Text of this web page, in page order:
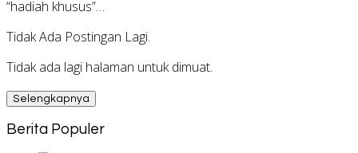
“hadiah khusus”…
Tidak Ada Postingan Lagi.
Tidak ada lagi halaman untuk dimuat.
Selengkapnya
Berita Populer